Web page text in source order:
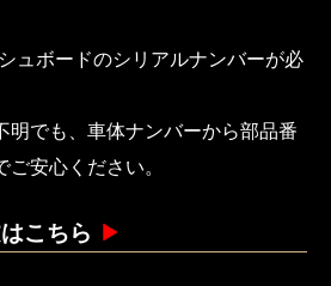
ュボードのシリアルナンバーが必
明でも、車体ナンバーから部品番
安心ください。
こちら